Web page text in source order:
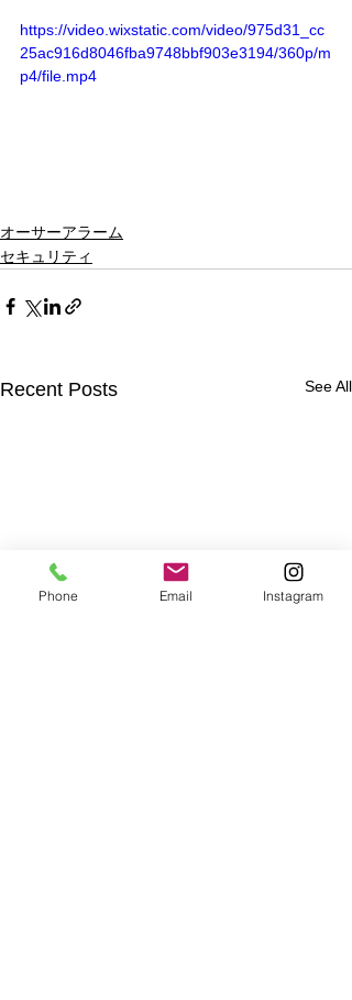
https://video.wixstatic.com/video/975d31_cc
25ac916d8046fba9748bbf903e3194/360p/m
p4/file.mp4
オーサーアラーム
セキュリティ
Recent Posts See All
Phone Email Instagram